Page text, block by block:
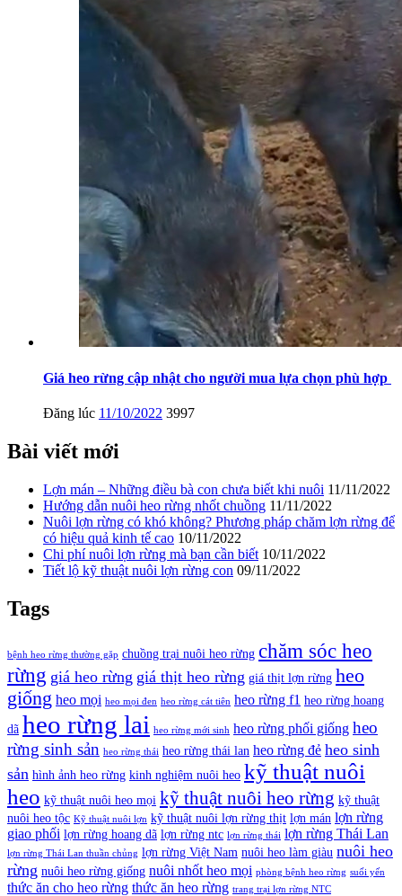
Giá heo rừng cập nhật cho người mua lựa chọn phù hợp
Đăng lúc 11/10/2022 3997
Bài viết mới
Lợn mán – Những điều bà con chưa biết khi nuôi 11/11/2022
Hướng dẫn nuôi heo rừng nhốt chuồng 11/11/2022
Nuôi lợn rừng có khó không? Phương pháp chăm lợn rừng để
có hiệu quả kinh tế cao 10/11/2022
Chi phí nuôi lợn rừng mà bạn cần biết 10/11/2022
Tiết lộ kỹ thuật nuôi lợn rừng con 09/11/2022
Tags
bệnh heo rừng thường gặp chuồng trại nuôi heo rừng chăm sóc heo
rừng giá heo rừng giá thịt heo rừng giá thịt lợn rừng heo
giống heo mọi heo mọi đen heo rừng cát tiên heo rừng f1 heo rừng hoang
dã heo rừng lai heo rừng mới sinh heo rừng phối giống heo
rừng sinh sản heo rừng thái heo rừng thái lan heo rừng đẻ heo sinh
sản hình ảnh heo rừng kinh nghiệm nuôi heo kỹ thuật nuôi
heo kỹ thuật nuôi heo mọi kỹ thuật nuôi heo rừng kỹ thuật
nuôi heo tộc Kỹ thuật nuôi lợn kỹ thuật nuôi lợn rừng thịt lợn mán lợn rừng
giao phối lợn rừng hoang dã lợn rừng ntc lợn rừng thái lợn rừng Thái Lan
lợn rừng Thái Lan thuần chủng lợn rừng Việt Nam nuôi heo làm giàu nuôi heo
rừng nuôi heo rừng giống nuôi nhốt heo mọi phòng bệnh heo rừng suối yến
thức ăn cho heo rừng thức ăn heo rừng trang trại lợn rừng NTC